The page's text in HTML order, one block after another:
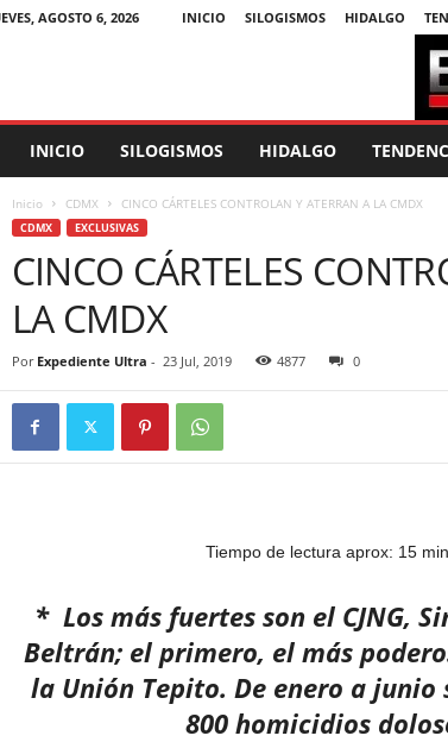
AGOSTO 6, 2026 INICIO SILOGISMOS HIDALGO
INICIO SILOGISMOS HIDALGO
Inicio CDMX CINCO CÁRTELES CONTROLAN Y ATERRAN A LA CMDX
CDMX EXCLUSIVAS
CINCO CÁRTELES
LA CMDX
Por Expediente Ultra - 23 Jul, 2019 4877 0
Tiempo de lectura aprox: 15
* Los más fuertes son el CJNG,
Beltrán; el primero, el más
la Unión Tepito. De enero a junio
800 homicidios